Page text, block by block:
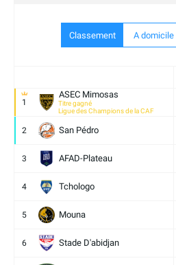
Classement A domicile
1
ASEC Mimosas
Titre gagné
Ligue des Champions de la CAF
2 San Pédro
3 AFAD-Plateau
4 Tchologo
5 Mouna
6 Stade D'abidjan